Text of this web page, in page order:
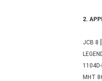
2.
JCB 8
MHT